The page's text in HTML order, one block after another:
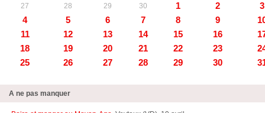
27
28 29 30 1 2
3
4
5 6 7 8 9
11
12 13 14 15 16
18
19 20 21 22 23
25
26 27 28 29 30
A ne pas manquer